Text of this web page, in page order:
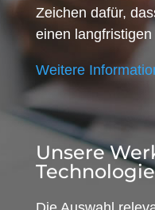
Zeichen dafür,
einen
Weitere
Unsere